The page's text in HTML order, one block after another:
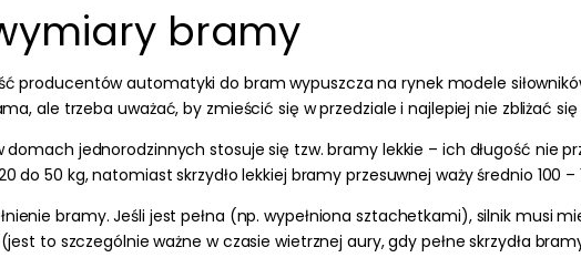
bramy
producentów automatyki do bram wypuszcza na rynek modele
ale trzeba uważać, by zmieścić się w przedziale i najlepiej nie zbliżać
domach jednorodzinnych stosuje się tzw. bramy lekkie – ich długość nie
do 50 kg, natomiastskrzydło lekkiej bramy przesuwnej waży średnio 100 –
bramy. Jeśli jest pełna (np. wypełniona sztachetkami), silnik musi
to szczególnie ważne w czasie wietrznej aury, gdy pełne skrzydła